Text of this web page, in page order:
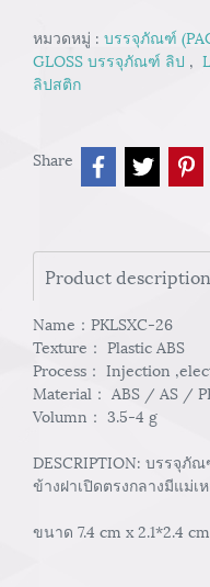
หมวดหมู่ : บรรจุภัณฑ์
GLOSS บรรจุภัณฑ์ ลิป ,
ลิปสติก
Share
Product description
Name：PKLSXC-26
Texture： Plastic ABS
Process： Injection
Material： ABS / AS /
Volumn： 3.5-4 g
DESCRIPTION: บรรจุภั
ข้างฝาเปิดตรงกลางมีแม่เห
ขนาด 7.4 cm x 2.1*2.4